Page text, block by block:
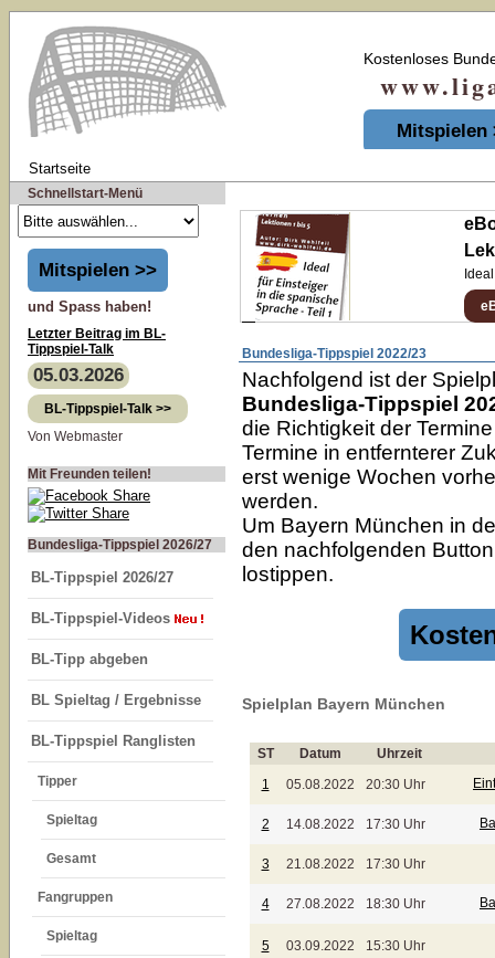
Startseite
Kostenloses
Mitspielen
Schnellstart-Menü
Mitspielen >>
und Spass haben!
Letzter Beitrag im BL-
Tippspiel-Talk
05.03.2026
BL-Tippspiel-Talk >>
Von Webmaster
Mit Freunden teilen!
Bundesliga-Tippspiel 2026/27
BL-Tippspiel 2026/27
BL-Tippspiel-Videos
BL-Tipp abgeben
BL Spieltag / Ergebnisse
BL-Tippspiel Ranglisten
Tipper
Spieltag
Gesamt
Fangruppen
Spieltag
Bundesliga-Tippspiel 2022/23
Nachfolgend ist der
Bundesliga-Tippspiel
die Richtigkeit der
Termine in entfernterer
erst wenige Wochen
werden.
Um Bayern München in
den nachfolgenden
lostippen.
Spielplan Bayern München
ST Datum
Uhrzeit
1
05.08.2022 20:30 Uhr
2 14.08.2022 17:30 Uhr
3 21.08.2022 17:30 Uhr
4 27.08.2022 18:30 Uhr
5 03.09.2022 15:30 Uhr